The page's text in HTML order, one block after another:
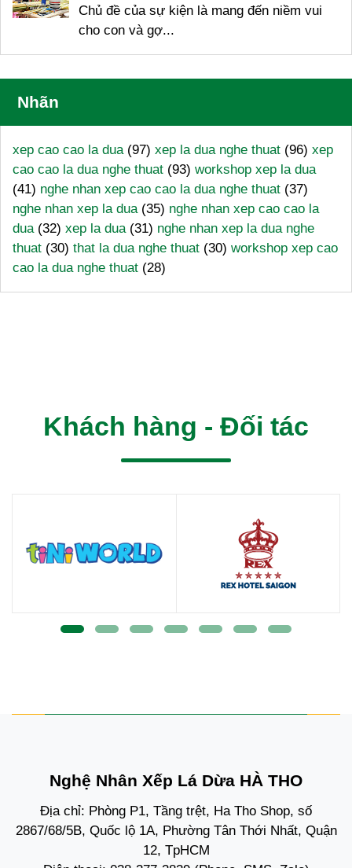
Chủ đề của sự kiện là mang đến niềm vui
cho con và gợ...
Nhãn
xep cao cao la dua (97) xep la dua nghe thuat (96) xep
cao cao la dua nghe thuat (93) workshop xep la dua
(41) nghe nhan xep cao cao la dua nghe thuat (37)
nghe nhan xep la dua (35) nghe nhan xep cao cao la
dua (32) xep la dua (31) nghe nhan xep la dua nghe
thuat (30) that la dua nghe thuat (30) workshop xep cao
cao la dua nghe thuat (28)
Khách hàng - Đối tác
Nghệ Nhân Xếp Lá Dừa HÀ THO
Địa chỉ: Phòng P1, Tầng trệt, Ha Tho Shop, số
2867/68/5B, Quốc lộ 1A, Phường Tân Thới Nhất, Quận
12, TpHCM